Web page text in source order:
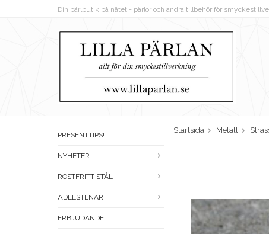
Din pärlbutik på nätet - pärlor och andra tillbehör för
PRESENTTIPS!
NYHETER
ROSTFRITT STÅL
ÄDELSTENAR
ERBJUDANDE
Startsida Metall